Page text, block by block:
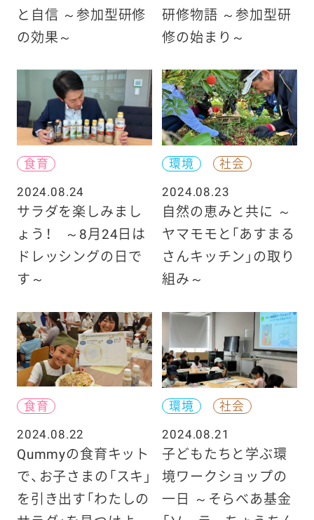
と自信 ～参加型研修
の効果～
研修物語 ～参加型研
修の始まり～
食育
2024.08.24
サラダを楽しみまし
ょう！ ～8月24日は
ドレッシングの日で
す～
環境
社会
2024.08.23
自然の恵みと共に ～
ヤマモモと「あすまる
さんキッチン」の取り
組み～
食育
2024.08.22
Qummyの食育キット
で、お子さまの「スキ」
を引き出す「わたしの
環境
社会
2024.08.21
子どもたちと学ぶ環
境ワークショップの
一日 ～そらべあ基金